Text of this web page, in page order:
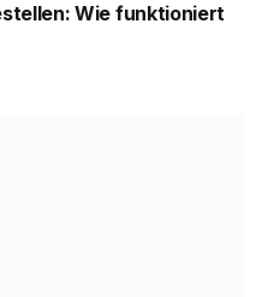
Wie funktioniert